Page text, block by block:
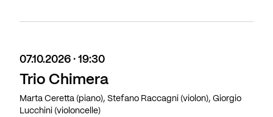
07.10.2026 · 19:30
Trio Chimera
Marta Ceretta (piano), Stefano Raccagni (violon), Giorgio
Lucchini (violoncelle)